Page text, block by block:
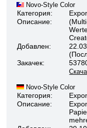
Novo-Style Color
Категория:
Описание:
Добавлен:
Закачек:
Novo-Style Color
Категория:
Описание: